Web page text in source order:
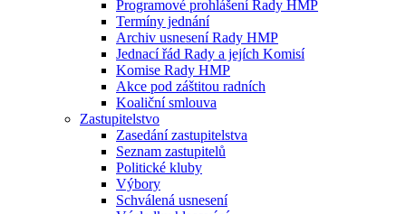
Programové prohlášení Rady HMP
Termíny jednání
Archiv usnesení Rady HMP
Jednací řád Rady a jejích Komisí
Komise Rady HMP
Akce pod záštitou radních
Koaliční smlouva
Zastupitelstvo
Zasedání zastupitelstva
Seznam zastupitelů
Politické kluby
Výbory
Schválená usnesení